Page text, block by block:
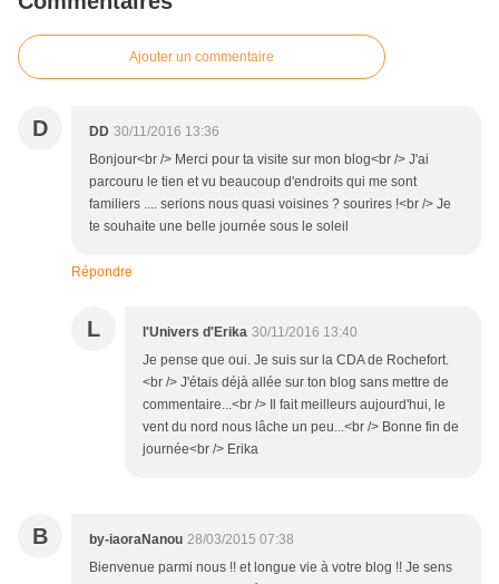
Ajouter un commentaire
D DD 30/11/2016 13:36
Bonjour<br /> Merci pour ta visite sur mon blog<br /> J'ai
parcouru le tien et vu beaucoup d'endroits qui me sont
familiers .... serions nous quasi voisines ? sourires !<br /> Je
te souhaite une belle journée sous le soleil
Répondre
L l'Univers d'Erika 30/11/2016 13:40
Je pense que oui. Je suis sur la CDA de Rochefort.
<br /> J'étais déjà allée sur ton blog sans mettre de
commentaire...<br /> Il fait meilleurs aujourd'hui, le
vent du nord nous lâche un peu...<br /> Bonne fin de
journée<br /> Erika
B by-iaoraNanou 28/03/2015 07:38
Bienvenue parmi nous !! et longue vie à votre blog !! Je sens